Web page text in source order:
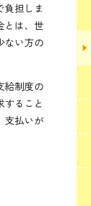
担しま
とは、世
ない方の
給制度の
ること
支払いが